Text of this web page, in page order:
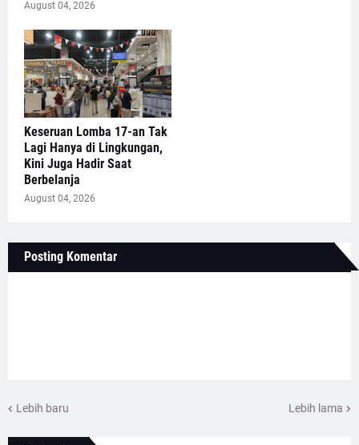
August 04, 2026
Keseruan Lomba 17-an Tak
Lagi Hanya di Lingkungan,
Kini Juga Hadir Saat
Berbelanja
August 04, 2026
Posting Komentar
Lebih baru Lebih lama